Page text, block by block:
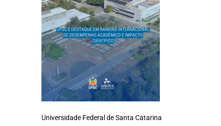
Universidade Federal de Santa Catarina